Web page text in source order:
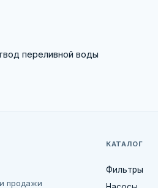
переливной воды
продажи
КАТАЛОГ
Фильтры